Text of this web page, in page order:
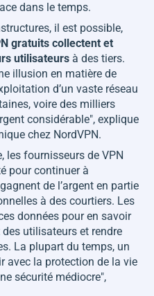
dans le temps.
il est possible,
gratuits collectent et
utilisateurs à des tiers.
illusion en matière de
d’un vaste réseau
voire des milliers
considérable", explique
chez NordVPN.
les fournisseurs de VPN
pour continuer à
de l’argent en partie
à des courtiers. Les
données pour en savoir
utilisateurs et rendre
La plupart du temps, un
avec la protection de la vie
sécurité médiocre",